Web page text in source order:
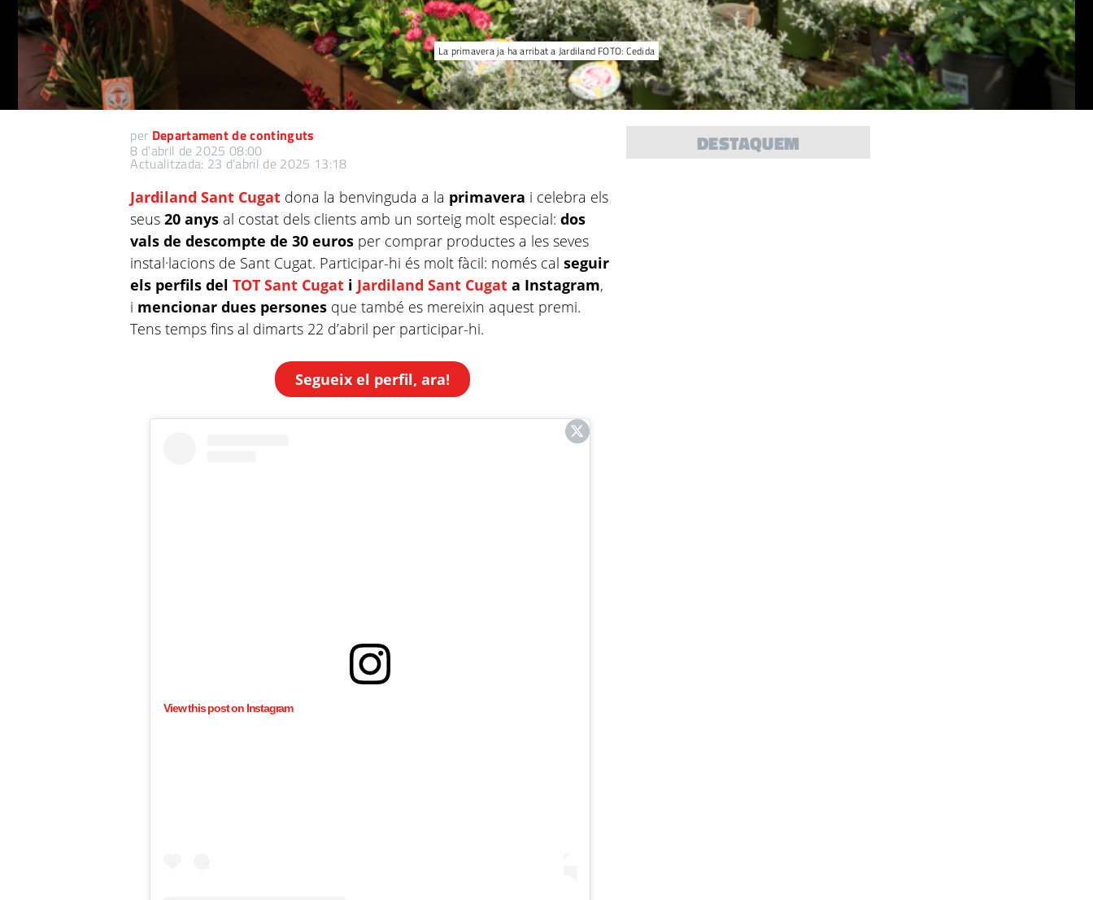
La primavera ja ha arribat a Jardiland FOTO: Cedida
per Departament de continguts
8 d’abril de 2025 08:00
Actualitzada: 23 d’abril de 2025 13:18
Jardiland Sant Cugat dona la benvinguda a la primavera i celebra els
seus20 anys al costat dels clients amb un sorteig molt especial:dos
vals de descompte de 30 euros per comprar productes a les seves
instal·lacions de Sant Cugat. Participar-hi és molt fàcil: només cal seguir
els perfils delTOT Sant Cugat i Jardiland Sant Cugat a Instagram,
i mencionar dues persones que també es mereixin aquest premi.
Tens temps fins al dimarts 22 d’abril per participar-hi.
Segueix el perfil, ara!
View this post on Instagram
DESTAQUEM